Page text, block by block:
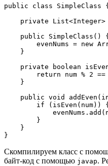
public class SimpleClass {
}
Скомпилируем класс с
байт-код с помощью javap.